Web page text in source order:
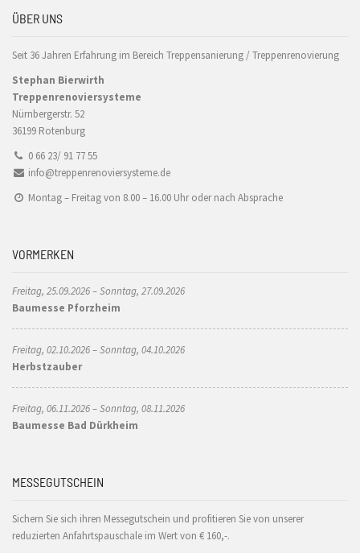
ÜBER UNS
Seit 36 Jahren Erfahrung im Bereich Treppensanierung / Treppenrenovierung
Stephan Bierwirth
Treppenrenoviersysteme
Nürnbergerstr. 52
36199 Rotenburg
0 66 23/ 91 77 55
info@treppenrenoviersysteme.de
Montag – Freitag von 8.00 – 16.00 Uhr oder nach Absprache
VORMERKEN
Freitag, 25.09.2026 – Sonntag, 27.09.2026
Baumesse Pforzheim
Freitag, 02.10.2026 – Sonntag, 04.10.2026
Herbstzauber
Freitag, 06.11.2026 – Sonntag, 08.11.2026
Baumesse Bad Dürkheim
MESSEGUTSCHEIN
Sichern Sie sich ihren Messegutschein und profitieren Sie von unserer
reduzierten Anfahrtspauschale im Wert von € 160,-.